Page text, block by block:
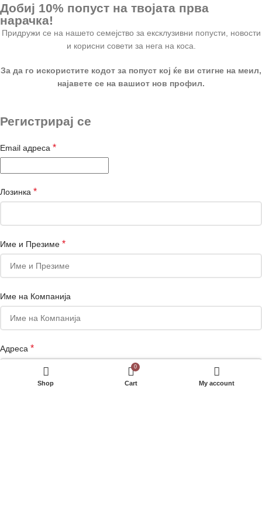
Добиј 10% попуст на твојата прва
нарачка!
Придружи се на нашето семејство за ексклузивни попусти, новости
и корисни совети за нега на коса.
За да го искористите кодот за попуст кој ќе ви стигне на меил,
најавете се на вашиот нов профил.
Регистрирај се
Email адреса *
Лозинка *
Име и Презиме *
Име на Компанија
Адреса *
Shop
0
Cart My account